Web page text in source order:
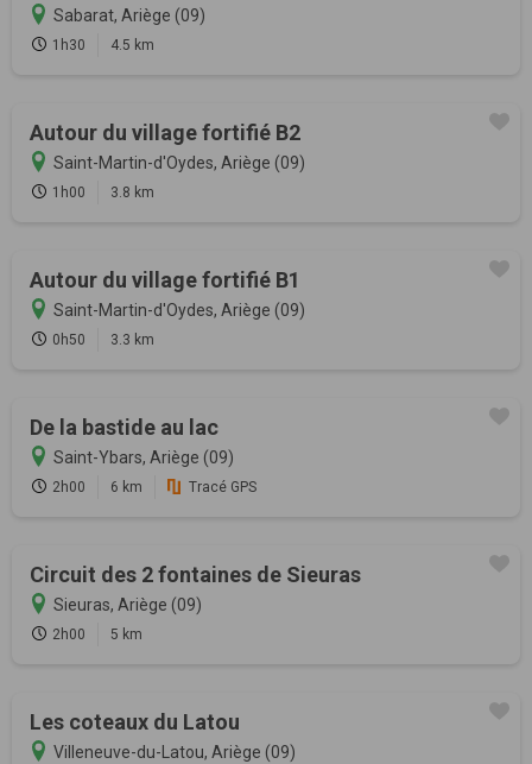
Sabarat, Ariège (09)
1h30 4.5 km
Autour du village fortifié B2
Saint-Martin-d'Oydes, Ariège (09)
1h00 3.8 km
Autour du village fortifié B1
Saint-Martin-d'Oydes, Ariège (09)
0h50 3.3 km
De la bastide au lac
Saint-Ybars, Ariège (09)
2h00 6 km Tracé GPS
Circuit des 2 fontaines de Sieuras
Sieuras, Ariège (09)
2h00 5 km
Les coteaux du Latou
Villeneuve-du-Latou, Ariège (09)